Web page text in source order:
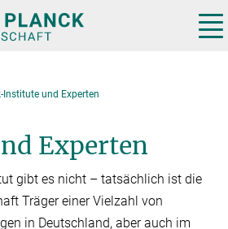
Institute und Experten
Experten
gibt es nicht – tatsächlich ist die
Träger einer Vielzahl von
in Deutschland, aber auch im